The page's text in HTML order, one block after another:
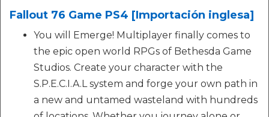
Fallout 76 Game PS4 [Importación inglesa]
You will Emerge! Multiplayer finally comes to
the epic open world RPGs of Bethesda Game
Studios. Create your character with the
S.P.E.C.I.A.L system and forge your own path in
a new and untamed wasteland with hundreds